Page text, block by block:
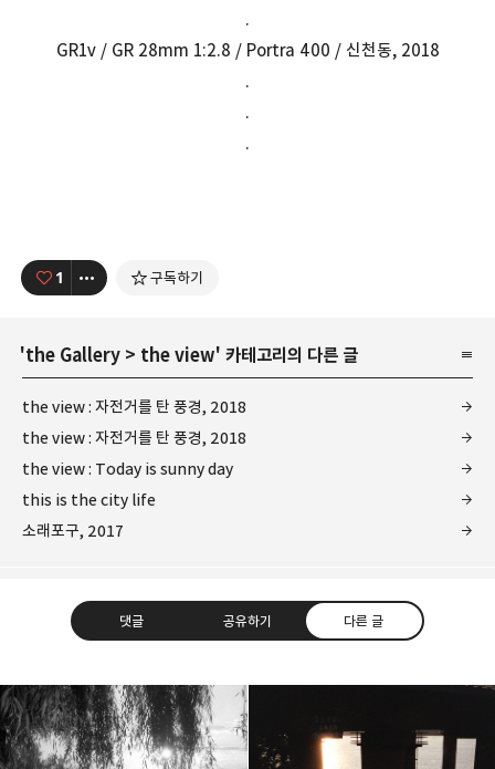
.
GR1v / GR 28mm 1:2.8 / Portra 400 / 신천동, 2018
.
.
.
1 구독하기
'the Gallery > the view' 카테고리의 다른 글
the view : 자전거를 탄 풍경, 2018
the view : 자전거를 탄 풍경, 2018
the view : Today is sunny day
this is the city life
소래포구, 2017
댓글 공유하기 다른 글
Leica Sisyphus